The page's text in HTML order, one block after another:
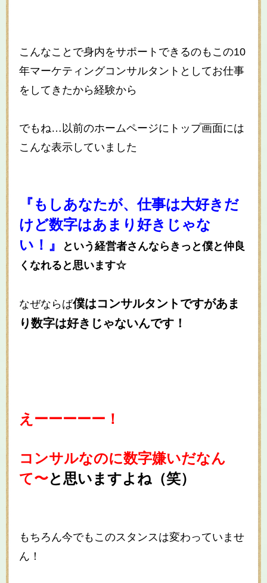
こんなことで身内をサポートできるのもこの10
年マーケティングコンサルタントとしてお仕事
をしてきたから経験から
でもね…以前のホームページにトップ画面には
こんな表示していました
『もしあなたが、仕事は大好きだ
けど数字はあまり好きじゃな
い！』
という経営者さんならきっと僕と仲良
くなれると思います☆
なぜならば僕はコンサルタントですがあま
り数字は好きじゃないんです！
えーーーーー！
コンサルなのに数字嫌いだなん
て〜と思いますよね（笑）
もちろん今でもこのスタンスは変わっていませ
ん！